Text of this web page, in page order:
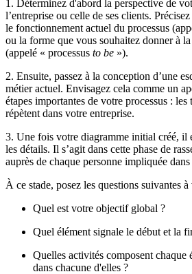
1. Déterminez d'abord la perspective de
l’entreprise ou celle de ses clients.
le fonctionnement actuel du processus
ou la forme que vous souhaitez donner à
(appelé « processus to be »).
2. Ensuite, passez à la conception d’une
métier actuel. Envisagez cela comme un
étapes importantes de votre processus :
répètent dans votre entreprise.
3. Une fois votre diagramme initial créé, il
les détails. Il s’agit dans cette phase de
auprès de chaque personne impliquée
À ce stade, posez les questions suivantes
Quel est votre objectif global ?
Quel élément signale le début et la
Quelles activités composent chaque
dans chacune d'elles ?